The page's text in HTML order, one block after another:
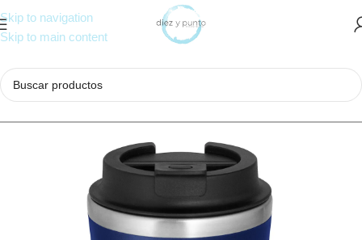
Skip to navigation
Skip to main content